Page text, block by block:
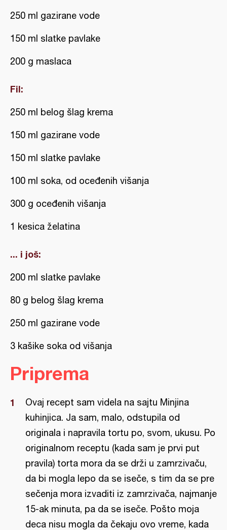
250 ml gazirane vode
150 ml slatke pavlake
200 g maslaca
Fil:
250 ml belog šlag krema
150 ml gazirane vode
150 ml slatke pavlake
100 ml soka, od oceđenih višanja
300 g oceđenih višanja
1 kesica želatina
... i još:
200 ml slatke pavlake
80 g belog šlag krema
250 ml gazirane vode
3 kašike soka od višanja
Priprema
Ovaj recept sam videla na sajtu Minjina
kuhinjica. Ja sam, malo, odstupila od
originala i napravila tortu po, svom, ukusu. Po
originalnom receptu (kada sam je prvi put
pravila) torta mora da se drži u zamrzivaču,
da bi mogla lepo da se iseče, s tim da se pre
sečenja mora izvaditi iz zamrzivača, najmanje
15-ak minuta, pa da se iseče. Pošto moja
deca nisu mogla da čekaju ovo vreme, kada